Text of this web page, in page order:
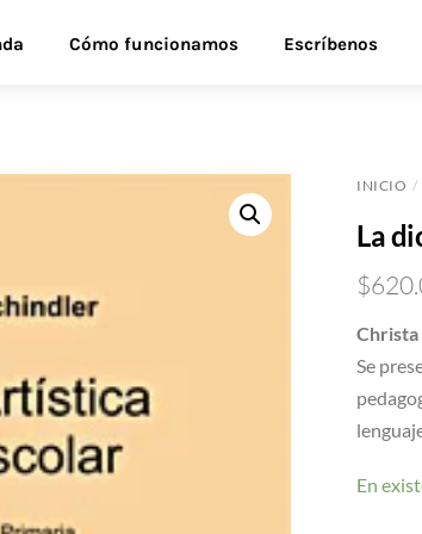
Cómo funcionamos Escríbenos
INICIO
La
$
Christa
Se
En